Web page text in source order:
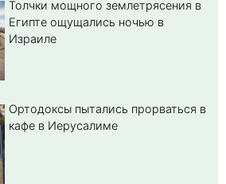
Толчки мощного землетрясения в
Египте ощущались ночью в
Израиле
Ортодоксы пытались прорваться в
кафе в Иерусалиме